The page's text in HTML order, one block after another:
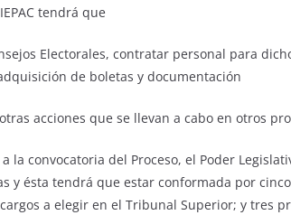
tendrá que
Electorales, contratar personal para
de boletas y documentación
acciones que se llevan a cabo en otros
la convocatoria del Proceso, el Poder
y ésta tendrá que estar conformada por
a elegir en el Tribunal Superior; y tres